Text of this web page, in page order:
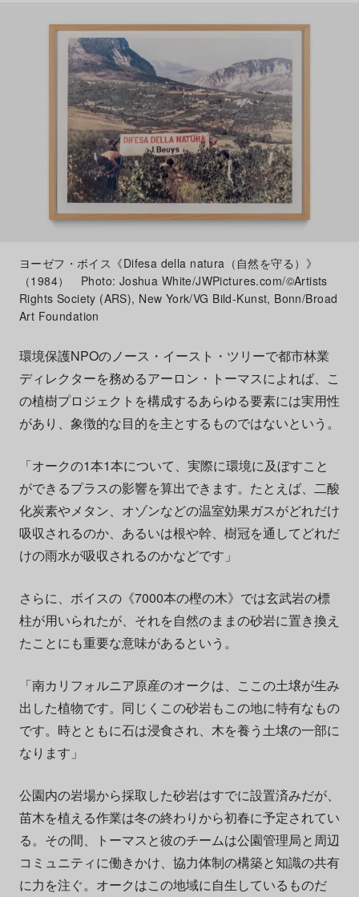
ヨーゼフ・ボイス《Difesa della natura（自然を守る）》
（1984） Photo: Joshua White/JWPictures.com/©Artists
Rights Society (ARS), New York/VG Bild-Kunst, Bonn/Broad
Art Foundation
環境保護NPOのノース・イースト・ツリーで都市林業
ディレクターを務めるアーロン・トーマスによれば、こ
の植樹プロジェクトを構成するあらゆる要素には実用性
があり、象徴的な目的を主とするものではないという。
「オークの1本1本について、実際に環境に及ぼすこと
ができるプラスの影響を算出できます。たとえば、二酸
化炭素やメタン、オゾンなどの温室効果ガスがどれだけ
吸収されるのか、あるいは根や幹、樹冠を通してどれだ
けの雨水が吸収されるのかなどです」
さらに、ボイスの《7000本の樫の木》では玄武岩の標
柱が用いられたが、それを自然のままの砂岩に置き換え
たことにも重要な意味があるという。
「南カリフォルニア原産のオークは、ここの土壌が生み
出した植物です。同じくこの砂岩もこの地に特有なもの
です。時とともに石は浸食され、木を養う土壌の一部に
なります」
公園内の岩場から採取した砂岩はすでに設置済みだが、
苗木を植える作業は冬の終わりから初春に予定されてい
る。その間、トーマスと彼のチームは公園管理局と周辺
コミュニティに働きかけ、協力体制の構築と知識の共有
に力を注ぐ。オークはこの地域に自生しているものだ